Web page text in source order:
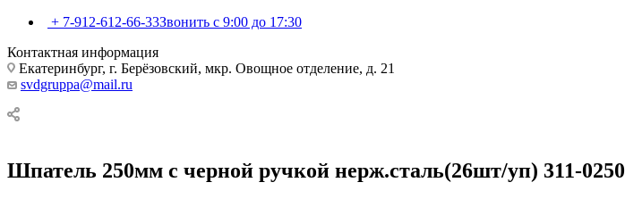
+ 7-912-612-66-33Звонить с 9:00 до 17:30
Контактная информация
Екатеринбург, г. Берёзовский, мкр. Овощное отделение, д. 21
svdgruppa@mail.ru
Шпатель 250мм с черной ручкой нерж.сталь(26шт/уп) 311-0250